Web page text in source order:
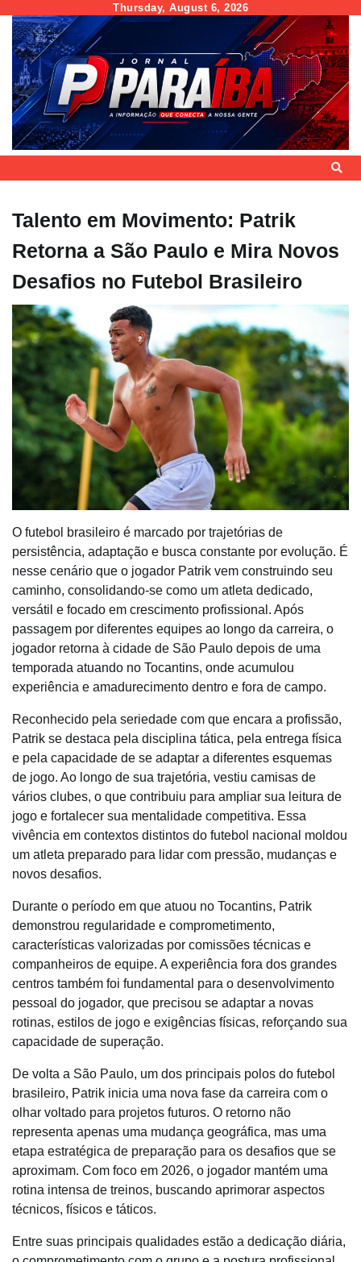
content
Thursday, August 6, 2026
Talento em Movimento: Patrik
Retorna a São Paulo e Mira Novos
Desafios no Futebol Brasileiro
O futebol brasileiro é marcado por trajetórias de
persistência, adaptação e busca constante por evolução. É
nesse cenário que o jogador Patrik vem construindo seu
caminho, consolidando-se como um atleta dedicado,
versátil e focado em crescimento profissional. Após
passagem por diferentes equipes ao longo da carreira, o
jogador retorna à cidade de São Paulo depois de uma
temporada atuando no Tocantins, onde acumulou
experiência e amadurecimento dentro e fora de campo.
Reconhecido pela seriedade com que encara a profissão,
Patrik se destaca pela disciplina tática, pela entrega física
e pela capacidade de se adaptar a diferentes esquemas
de jogo. Ao longo de sua trajetória, vestiu camisas de
vários clubes, o que contribuiu para ampliar sua leitura de
jogo e fortalecer sua mentalidade competitiva. Essa
vivência em contextos distintos do futebol nacional moldou
um atleta preparado para lidar com pressão, mudanças e
novos desafios.
Durante o período em que atuou no Tocantins, Patrik
demonstrou regularidade e comprometimento,
características valorizadas por comissões técnicas e
companheiros de equipe. A experiência fora dos grandes
centros também foi fundamental para o desenvolvimento
pessoal do jogador, que precisou se adaptar a novas
rotinas, estilos de jogo e exigências físicas, reforçando sua
capacidade de superação.
De volta a São Paulo, um dos principais polos do futebol
brasileiro, Patrik inicia uma nova fase da carreira com o
olhar voltado para projetos futuros. O retorno não
representa apenas uma mudança geográfica, mas uma
etapa estratégica de preparação para os desafios que se
aproximam. Com foco em 2026, o jogador mantém uma
rotina intensa de treinos, buscando aprimorar aspectos
técnicos, físicos e táticos.
Entre suas principais qualidades estão a dedicação diária,